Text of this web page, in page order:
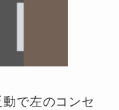
で左のコンセ